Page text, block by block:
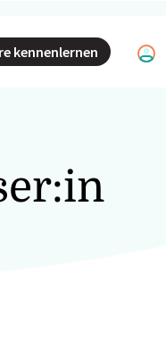
kennenlernen